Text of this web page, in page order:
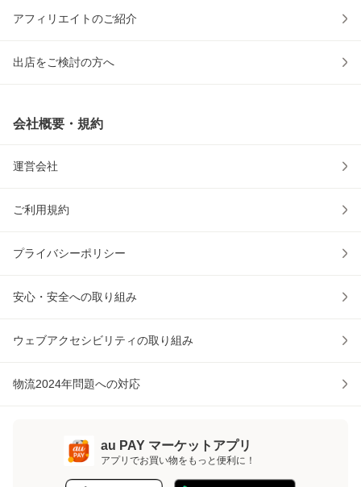
アフィリエイトのご紹介
出店をご検討の方へ
会社概要・規約
運営会社
ご利用規約
プライバシーポリシー
安心・安全への取り組み
ウェブアクセシビリティの取り組み
物流2024年問題への対応
au PAY マーケットアプリ
アプリでお買い物をもっと便利に！